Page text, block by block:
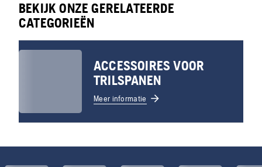
BEKIJK ONZE GERELATEERDE
CATEGORIEËN
ACCESSOIRES VOOR
TRILSPANEN
Meer informatie